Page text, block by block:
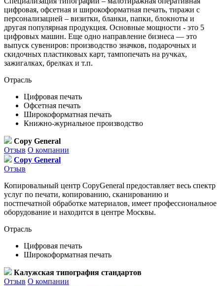
цифровая, офсетная и широкоформатная печать, тиражи с
персонализацией – визитки, бланки, папки, блокноты и
другая популярная продукция. Основные мощности - это 5
цифровых машин. Еще одно направление бизнеса — это
выпуск сувениров: производство значков, подарочных и
скидочных пластиковых карт, тампопечать на ручках,
зажигалках, брелках и т.п.
Отрасль
Цифровая печать
Офсетная печать
Широкоформатная печать
Книжно-журнальное производство
Copy General
Отзыв О компании
Copy General
Отзыв
Копировальный центр CopyGeneral предоставляет весь спектр
услуг по печати, копированию, сканированию и
постпечатной обработке материалов, имеет профессиональное
оборудование и находится в центре Москвы.
Отрасль
Цифровая печать
Широкоформатная печать
Калужская типография стандартов
Отзыв О компании